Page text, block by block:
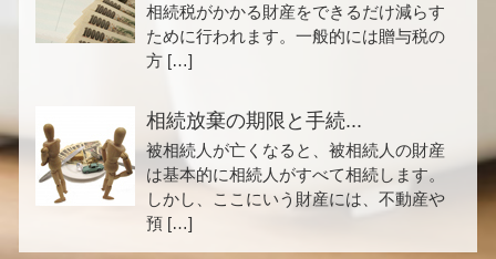
相続税がかかる財産をできるだけ減らす
ために行われます。一般的には贈与税の
方 […]
相続放棄の期限と手続...
被相続人が亡くなると、被相続人の財産
は基本的に相続人がすべて相続します。
しかし、ここにいう財産には、不動産や
預 […]